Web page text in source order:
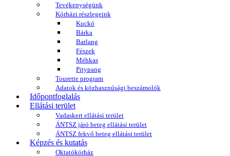
Tevékenységünk
Kórházi részlegeink
Kuckó
Bárka
Barlang
Fészek
Méhkas
Pitypang
Tourette program
Adatok és közhasznúsági beszámolók
Időpontfoglalás
Ellátási terület
Vadaskert ellátási terület
ÁNTSZ járó beteg ellátási terület
ÁNTSZ fekvő beteg ellátási terület
Képzés és kutatás
Oktatókórház